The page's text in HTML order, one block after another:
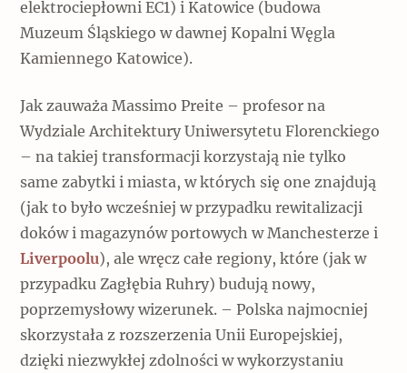
elektrociepłowni EC1) i Katowice (budowa
Muzeum Śląskiego w dawnej Kopalni Węgla
Kamiennego Katowice).
Jak zauważa Massimo Preite – profesor na
Wydziale Architektury Uniwersytetu Florenckiego
– na takiej transformacji korzystają nie tylko
same zabytki i miasta, w których się one znajdują
(jak to było wcześniej w przypadku rewitalizacji
doków i magazynów portowych w Manchesterze i
Liverpoolu ), ale wręcz całe regiony, które (jak w
przypadku Zagłębia Ruhry) budują nowy,
poprzemysłowy wizerunek. – Polska najmocniej
skorzystała z rozszerzenia Unii Europejskiej,
dzięki niezwykłej zdolności w wykorzystaniu